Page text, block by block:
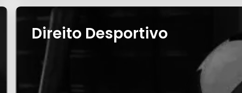
Direito Desportivo